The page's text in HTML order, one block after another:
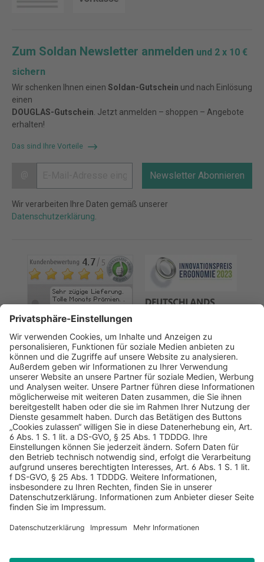
Zum Soldan Newsletter anmelden und 2 x 10 €
sichern
Wir schenken Ihnen einen Soldan-Gutschein und nach Einlösung
einen
DOUGLAS-Gutschein . Jetzt anmelden – shoppen – Angebote
erhalten!
Das sind Ihre Vorteile
Newsletter Abonnieren
Wir verarbeiten Ihre Daten gemäß unserer
Datenschutzerklärung
AGB Datenschutz
Impressum
Sicherheitshinweis
Compliance